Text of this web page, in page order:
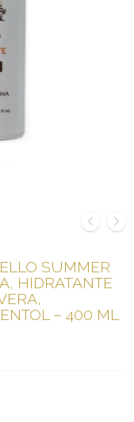
SUMMER
HIDRATANTE
– 400 ML